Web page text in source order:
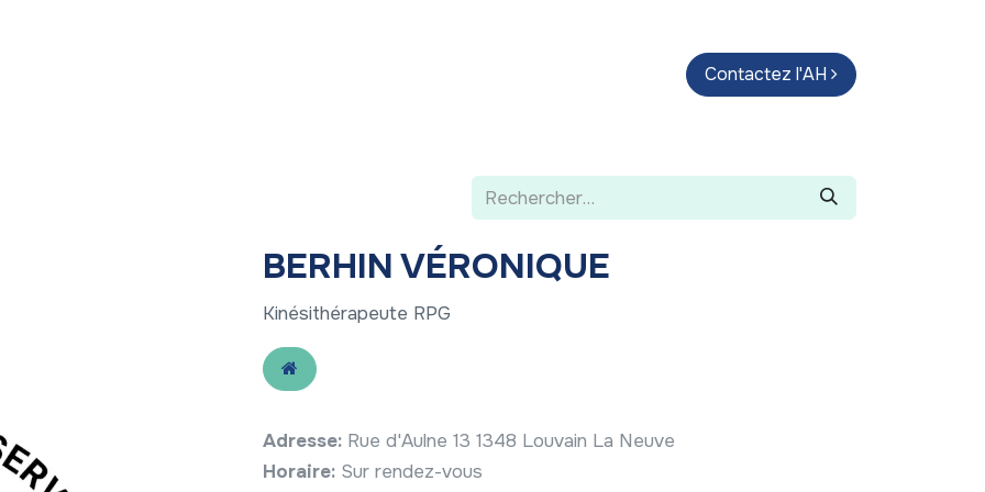
Parcours d'artistes Guide
Contactez l'AH
BERHIN VÉRONIQUE
Kinésithérapeute RPG
Adresse: Rue d'Aulne 13 1348 Louvain La Neuve
Horaire: Sur rendez-vous